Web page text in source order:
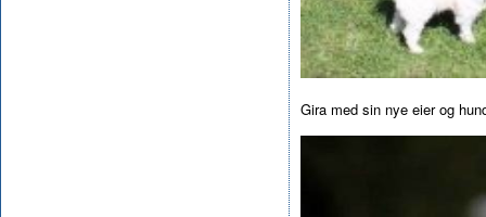
Gira med sin nye eier og